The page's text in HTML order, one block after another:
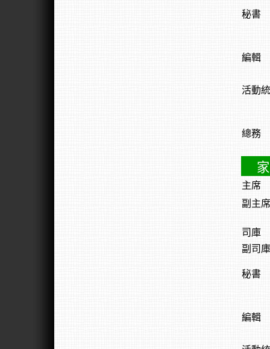
秘書
編輯
活動
總務
主席
副主席
司庫
副司庫
秘書
編輯